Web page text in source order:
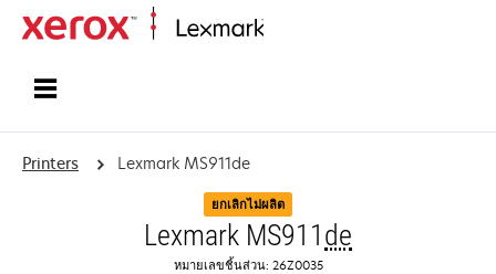
Printers Lexmark MS911de
ยกเลิกไม่ผลิต
Lexmark MS911 de
หมายเลขชิ้นส่วน: 26Z0035